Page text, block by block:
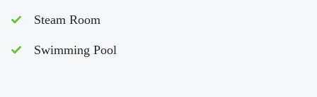
Steam Room
Swimming Pool